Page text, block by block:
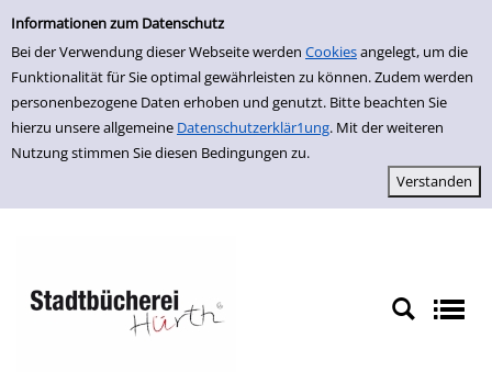
Erweiterte Suche
Informationen zum Datenschutz
Bei der Verwendung dieser Webseite werden Cookiesangelegt, um die
Funktionalität für Sie optimal gewährleisten zu können. Zudem werden
personenbezogene Daten erhoben und genutzt. Bitte beachten Sie
hierzu unsere allgemeine Datenschutzerklär1ung. Mit der weiteren
Nutzung stimmen Sie diesen Bedingungen zu.
zur Navigation springen
zum Inhalt springen
Zur erweiterten Suche springen